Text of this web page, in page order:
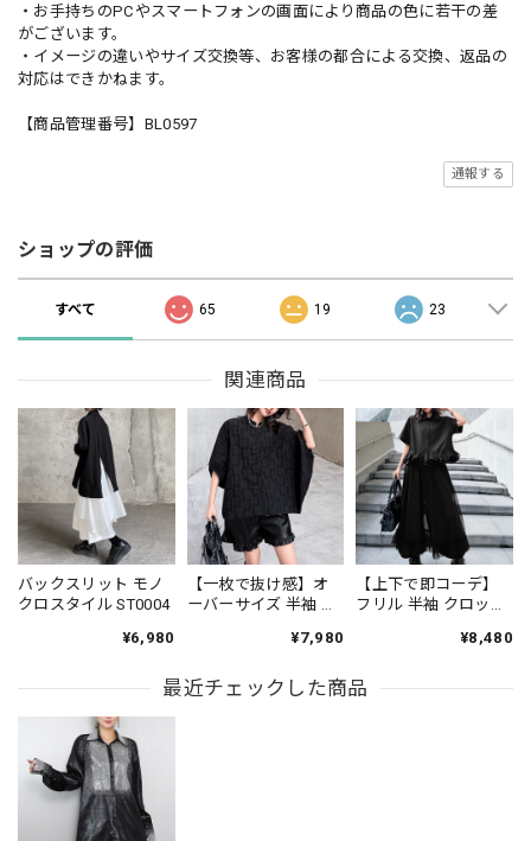
・お手持ちのPCやスマートフォンの画面により商品の色に若干の差
がございます。
・イメージの違いやサイズ交換等、お客様の都合による交換、返品の
対応はできかねます。
【商品管理番号】BL0597
通報する
ショップの評価
すべて 65 19 23
関連商品
バックスリット モノ
クロスタイル ST0004
¥6,980
【一枚で抜け感】オ
ーバーサイズ 半袖 ド
ツ 1color PU0494¥7,980
【上下で即コーデ】
フリル 半袖 クロップ
ウス＆ワイドレッグ
1color ST0219
¥8,480
最近チェックした商品